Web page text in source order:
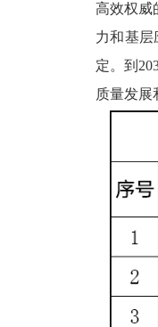
高效权威
力和基
定。到
质量发展